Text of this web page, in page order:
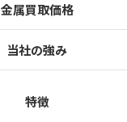
金属買取価格
当社の強み
特徴